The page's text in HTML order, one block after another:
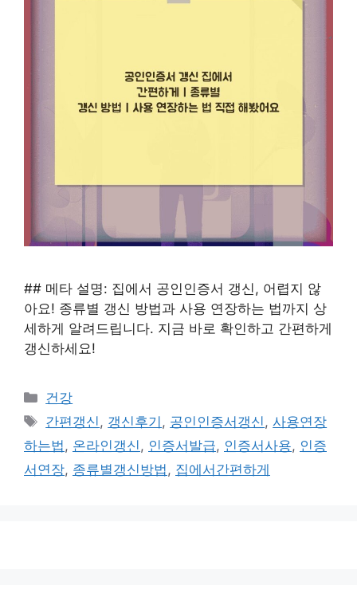
## 메타 설명: 집에서 공인인증서 갱신, 어렵지 않
아요! 종류별 갱신 방법과 사용 연장하는 법까지 상
세하게 알려드립니다. 지금 바로 확인하고 간편하게
갱신하세요!
카
테
리
건강
태
그
간편갱신 , 갱신후기 , 공인인증서갱신 ,사용연장
하는법 , 온라인갱신 , 인증서발급, 인증서사용, 인증
서연장, 종류별갱신방법 , 집에서간편하게